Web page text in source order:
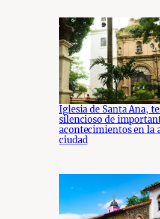
Iglesia de Santa Ana,
silencioso de
acontecimientos en la
ciudad